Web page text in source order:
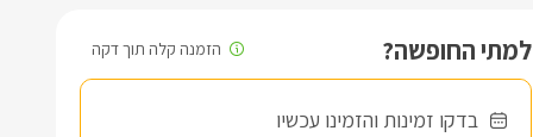
למתי החופשה?
בדקו זמינות והזמינו עכשיו